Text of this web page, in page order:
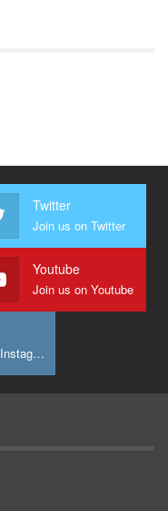
Twitter
Join us on Twitter
Youtube
Join us on Youtube
Join us on Instagram